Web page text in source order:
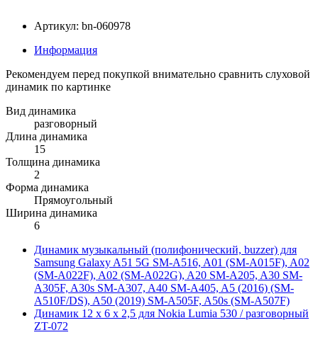
Артикул: bn-060978
Информация
Рекомендуем перед покупкой внимательно сравнить слуховой
динамик по картинке
Вид динамика
разговорный
Длина динамика
15
Толщина динамика
2
Форма динамика
Прямоугольный
Ширина динамика
6
Динамик музыкальный (полифонический, buzzer) для
Samsung Galaxy A51 5G SM-A516, A01 (SM-A015F), A02
(SM-A022F), A02 (SM-A022G), A20 SM-A205, A30 SM-
A305F, A30s SM-A307, A40 SM-A405, A5 (2016) (SM-
A510F/DS), A50 (2019) SM-A505F, A50s (SM-A507F)
Динамик 12 x 6 x 2,5 для Nokia Lumia 530 / разговорный
ZT-072